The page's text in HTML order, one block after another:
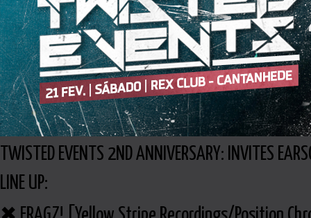
TWISTED EVENTS 2ND ANNIVERSARY: INVITES
LINE UP: